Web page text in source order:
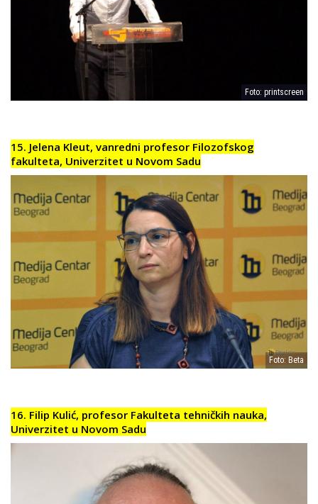
Foto: printscreen
15. Jelena Kleut, vanredni profesor Filozofskog
fakulteta, Univerzitet u Novom Sadu
Foto: Beta
16. Filip Kulić, profesor Fakulteta tehničkih nauka,
Univerzitet u Novom Sadu